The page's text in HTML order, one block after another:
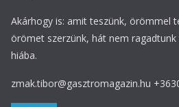
Akárhogy is: amit teszünk, örömmel
örömet szerzünk, hát nem
hiába.
zmak.tibor@gasztromagazin.hu